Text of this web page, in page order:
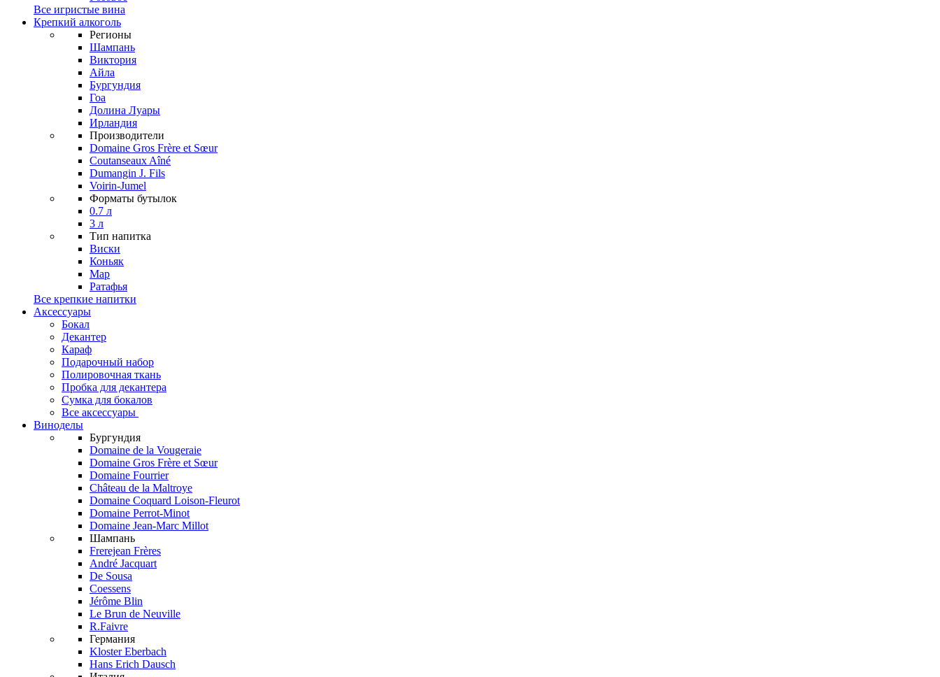
Все игристые вина
Крепкий алкоголь
Регионы
Шампань
Виктория
Айла
Бургундия
Гоа
Долина Луары
Ирландия
Производители
Domaine Gros Frère et Sœur
Coutanseaux Aîné
Dumangin J. Fils
Voirin-Jumel
Форматы бутылок
0.7 л
3 л
Тип напитка
Виски
Коньяк
Мар
Ратафья
Все крепкие напитки
Аксессуары
Бокал
Декантер
Караф
Подарочный набор
Полировочная ткань
Пробка для декантера
Сумка для бокалов
Все аксессуары
Виноделы
Бургундия
Domaine de la Vougeraie
Domaine Gros Frère et Sœur
Domaine Fourrier
Château de la Maltroye
Domaine Coquard Loison-Fleurot
Domaine Perrot-Minot
Domaine Jean-Marc Millot
Шампань
Frerejean Frères
André Jacquart
De Sousa
Coessens
Jérôme Blin
Le Brun de Neuville
R.Faivre
Германия
Kloster Eberbach
Hans Erich Dausch